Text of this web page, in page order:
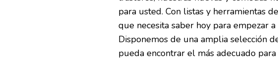
para usted. Con listas y herramientas
que necesita saber hoy para empezar
Disponemos de una amplia selección
pueda encontrar el más adecuado para